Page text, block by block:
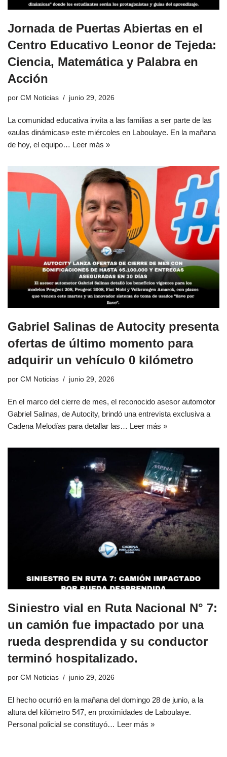
Jornada de Puertas Abiertas en el
Centro Educativo Leonor de Tejeda:
Ciencia, Matemática y Palabra en
Acción
por CM Noticias junio 29, 2026
La comunidad educativa invita a las familias a ser parte de las
«aulas dinámicas» este miércoles en Laboulaye. En la mañana
de hoy, el equipo… Leer más »
Gabriel Salinas de Autocity presenta
ofertas de último momento para
adquirir un vehículo 0 kilómetro
por CM Noticias junio 29, 2026
En el marco del cierre de mes, el reconocido asesor automotor
Gabriel Salinas, de Autocity, brindó una entrevista exclusiva a
Cadena Melodías para detallar las… Leer más »
Siniestro vial en Ruta Nacional N° 7:
un camión fue impactado por una
rueda desprendida y su conductor
terminó hospitalizado.
por CM Noticias junio 29, 2026
El hecho ocurrió en la mañana del domingo 28 de junio, a la
altura del kilómetro 547, en proximidades de Laboulaye.
Personal policial se constituyó… Leer más »